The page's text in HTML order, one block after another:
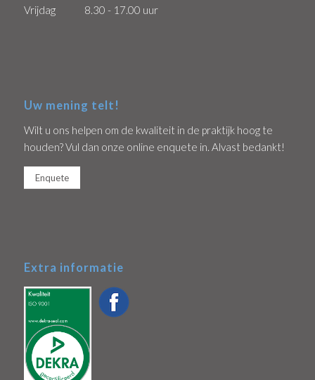
Vrijdag
8.30 - 17.00 uur
Uw mening telt!
Wilt u ons helpen om de kwaliteit in de praktijk hoog te
houden? Vul dan onze online enquete in. Alvast bedankt!
Enquete
Extra informatie